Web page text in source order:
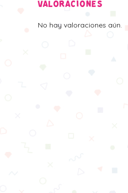
VALORACIONES
No hay valoraciones aún.